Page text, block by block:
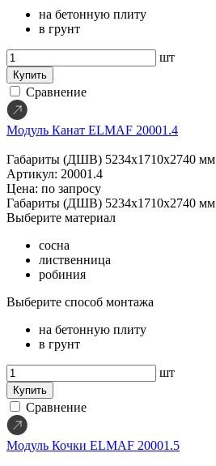
на бетонную плиту
в грунт
шт
Купить
Сравнение
Модуль Канат ELMAF 20001.4
Габариты (ДШВ) 5234х1710х2740 мм
Артикул: 20001.4
Цена: по запросу
Габариты (ДШВ) 5234х1710х2740 мм
Выберите материал
сосна
лиственница
робиния
Выберите способ монтажа
на бетонную плиту
в грунт
шт
Купить
Сравнение
Модуль Кочки ELMAF 20001.5